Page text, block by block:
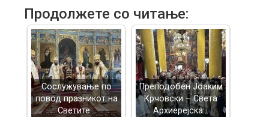
Продолжете со читање:
Сослужување по
повод празникот на
Светите…
Преподобен Јоаким
Крчовски – Света
Архиерејска…